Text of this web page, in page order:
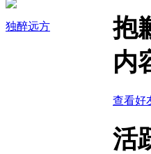
独醉远方
抱
内
查看好
活